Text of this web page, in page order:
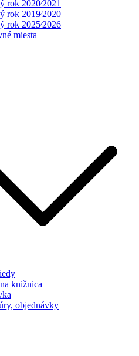
rok 2020⁄2021
rok 2019⁄2020
rok 2025⁄2026
miesta
knižnica
objednávky